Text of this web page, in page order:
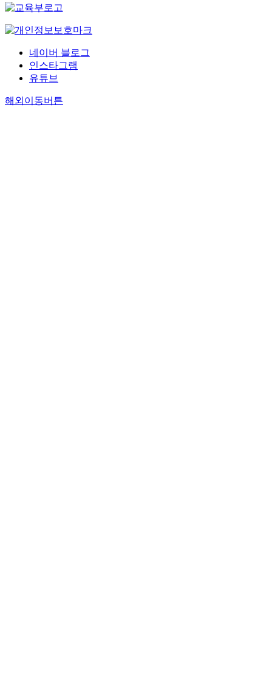
네이버 블로그
인스타그램
유튜브
해외이동버튼